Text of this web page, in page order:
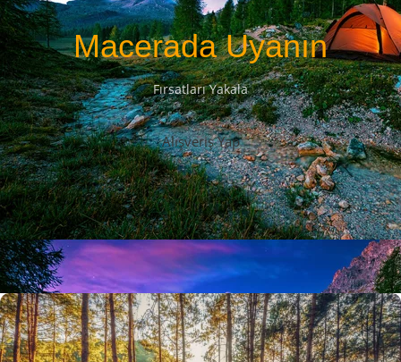
Macerada Uyanın
Fırsatları Yakala
Alışveriş Yap